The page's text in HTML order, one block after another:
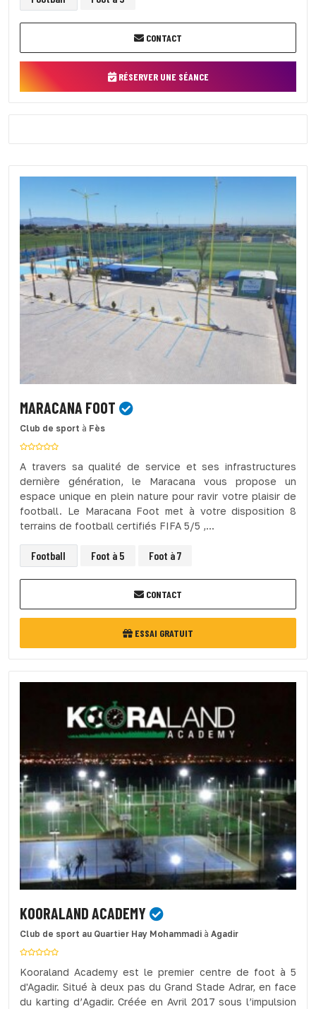
CONTACT
RÉSERVER UNE SÉANCE
MARACANA FOOT
Club de sport à Fès
A travers sa qualité de service et ses infrastructures
dernière génération, le Maracana vous propose un
espace unique en plein nature pour ravir votre plaisir de
football. Le Maracana Foot met à votre disposition 8
terrains de football certifiés FIFA 5/5 ,...
Football Foot à 5 Foot à 7
CONTACT
ESSAI GRATUIT
KOORALAND ACADEMY
Club de sport au Quartier Hay Mohammadi à Agadir
Kooraland Academy est le premier centre de foot à 5
d'Agadir. Situé à deux pas du Grand Stade Adrar, en face
du karting d’Agadir. Créée en Avril 2017 sous l’impulsion